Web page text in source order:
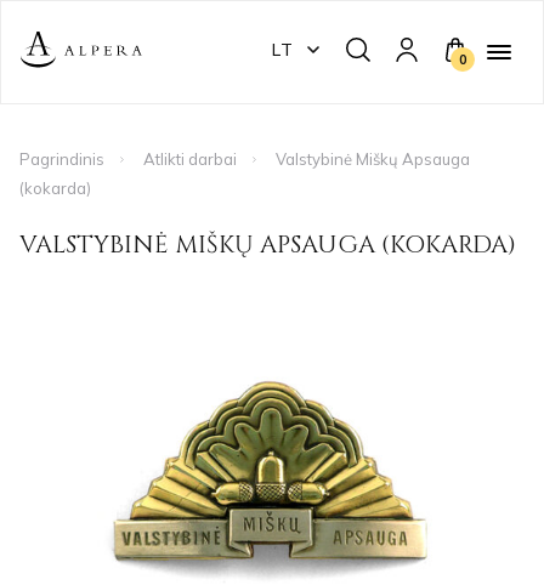
LT 0
Pagrindinis Atlikti darbai
Valstybinė Miškų Apsauga
(kokarda)
VALSTYBINĖ MIŠKŲ APSAUGA (KOKARDA)